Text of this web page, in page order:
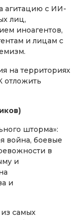
агитацию с ИИ-
лиц,
иноагентов,
и лицам с
на территориях
шторма»:
война, боевые
в
и
и
самых